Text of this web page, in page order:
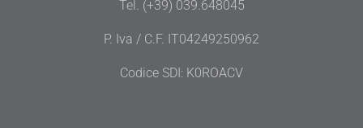
Tel. (+39) 039.648045
P. Iva / C.F. IT04249250962
Codice SDI: K0ROACV